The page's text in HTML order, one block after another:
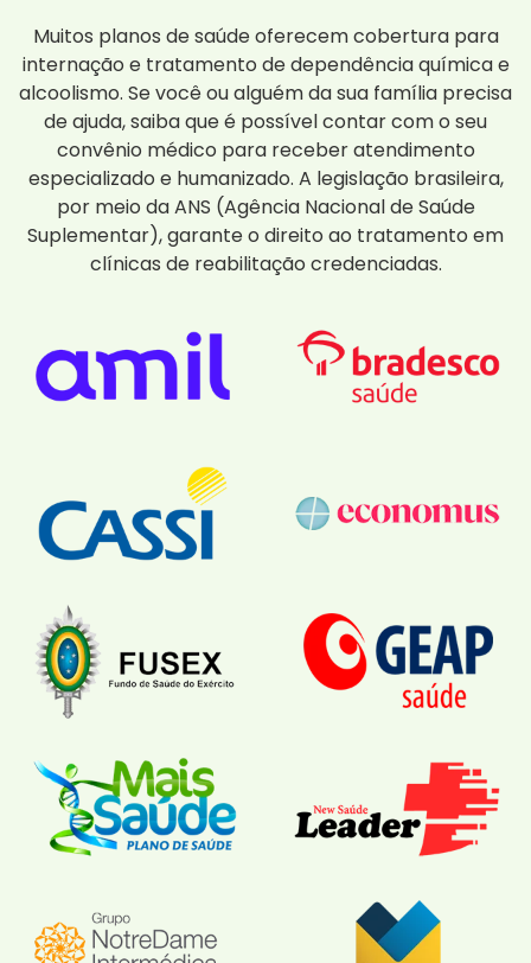
Muitos planos de saúde oferecem cobertura para
internação e tratamento de dependência química e
alcoolismo. Se você ou alguém da sua família precisa
de ajuda, saiba que é possível contar com o seu
convênio médico para receber atendimento
especializado e humanizado. A legislação brasileira,
por meio da ANS (Agência Nacional de Saúde
Suplementar), garante o direito ao tratamento em
clínicas de reabilitação credenciadas.